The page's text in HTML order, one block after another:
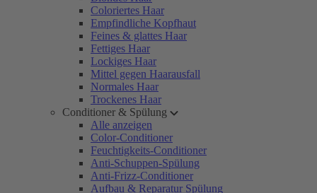
Coloriertes Haar
Empfindliche Kopfhaut
Feines & glattes Haar
Fettiges Haar
Lockiges Haar
Mittel gegen Haarausfall
Normales Haar
Trockenes Haar
Conditioner & Spülung
Alle anzeigen
Color-Conditioner
Feuchtigkeits-Conditioner
Anti-Schuppen-Spülung
Anti-Frizz-Conditioner
Aufbau & Reparatur Spülung